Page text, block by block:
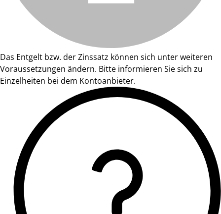
Das Entgelt bzw. der Zinssatz können sich unter weiteren
Voraussetzungen ändern. Bitte informieren Sie sich zu
Einzelheiten bei dem Kontoanbieter.